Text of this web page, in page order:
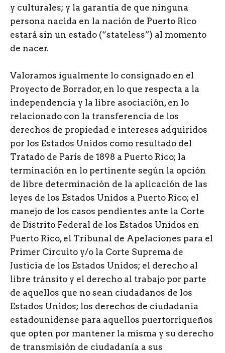
y culturales; y la garantía de que ninguna
persona nacida en la nación de Puerto Rico
estará sin un estado (“stateless”) al momento
de nacer.
Valoramos igualmente lo consignado en el
Proyecto de Borrador, en lo que respecta a la
independencia y la libre asociación, en lo
relacionado con la transferencia de los
derechos de propiedad e intereses adquiridos
por los Estados Unidos como resultado del
Tratado de París de 1898 a Puerto Rico; la
terminación en lo pertinente según la opción
de libre determinación de la aplicación de las
leyes de los Estados Unidos a Puerto Rico; el
manejo de los casos pendientes ante la Corte
de Distrito Federal de los Estados Unidos en
Puerto Rico, el Tribunal de Apelaciones para el
Primer Circuito y/o la Corte Suprema de
Justicia de los Estados Unidos; el derecho al
libre tránsito y el derecho al trabajo por parte
de aquellos que no sean ciudadanos de los
Estados Unidos; los derechos de ciudadanía
estadounidense para aquellos puertorriqueños
que opten por mantener la misma y su derecho
de transmisión de ciudadanía a sus